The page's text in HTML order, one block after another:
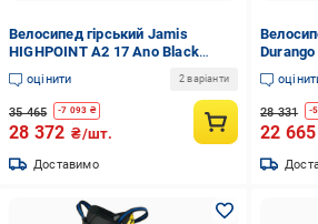
Велосипед гірський Jamis
HIGHPOINT A2 17 Ano Black
(UDN657A7294A654.3E-1)
оцінити 2 варіанти
35 465 -7 093 ₴
28 372 ₴/шт.
Доставимо
28 331 -
22 665